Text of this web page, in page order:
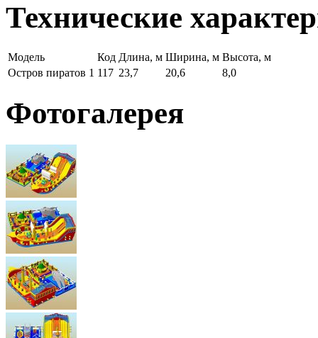
Технические
Модель Код Длина, м Ширина, м Высота, м
Остров пиратов 1 117 23,7 20,6 8,0
Фотогалерея